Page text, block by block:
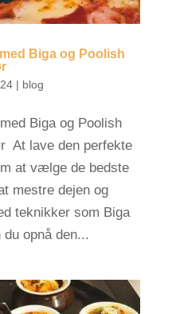
Biga og Poolish
| blog
Biga og Poolish
At lave den perfekte
at vælge de bedste
mestre dejen og
teknikker som Biga
opnå den...